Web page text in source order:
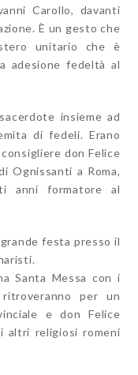
Carollo, davanti
È un gesto che
unitario che è
adesione fedeltà al
insieme ad
di fedeli. Erano
don Felice
Ognissanti a Roma,
anni formatore al
festa presso il
Santa Messa con i
per un
e don Felice
altri religiosi romeni